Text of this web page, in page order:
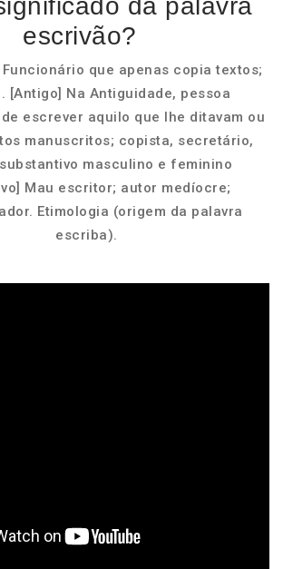
da palavra
escrivão?
Funcionário que apenas copia textos;
[Antigo] Na Antiguidade, pessoa
escrever aquilo que lhe ditavam ou
manuscritos; copista, secretário,
masculino e feminino
Mau escritor; autor medíocre;
Etimologia (origem da palavra
escriba).